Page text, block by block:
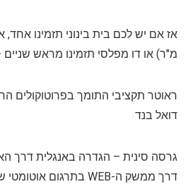
מ"ר) או דו מפלסי תזמינו מראש
דואל בנד
גרסה סינית – הגדרה באנגלית דרך
דרך ממשק ה-WEB בתרגום אוטומטי של כרום